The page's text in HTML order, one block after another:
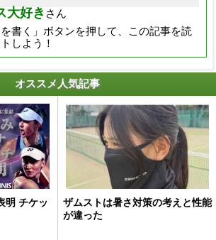
大好き さん
書く」ボタンを押して、この記事を読
しよう！
オススメ人気記事
明 チケッ
ザムストは暑さ対策の考えと性能
が違った